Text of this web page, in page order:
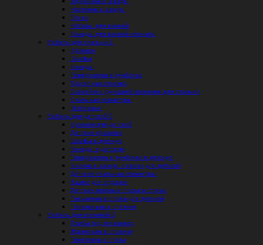
Настенные шкафы
Полки
Наборы для ванной
Комоды для ванной комнаты
Мебель для спальни
Кровати
Шкафы
Комоды
Прикроватные тумбочки
Туалетные столики
Скамейки с функцией хранения для спальни
Спальные гарнитуры
Изголовья
Мебель для детской
Кровати для детской
Детские кроватки
Шкафы в детскую
Комоды в детскую
Прикроватные тумбочки в детскую
Книжные шкафы и полки для детской
Детские спальные гарнитуры
Ящики для игрушек
Детские игровые столы и стулья
Письменные столы для детской
Пеленальные столики
Мебель для гостиной
Тумбы под телевизор
Журнальные столики
Приставные столы